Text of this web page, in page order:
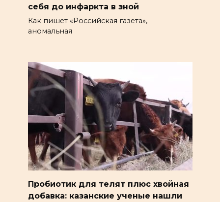
себя до инфаркта в зной
Как пишет «Российская газета»,
аномальная
Пробиотик для телят плюс хвойная
добавка: казанские ученые нашли